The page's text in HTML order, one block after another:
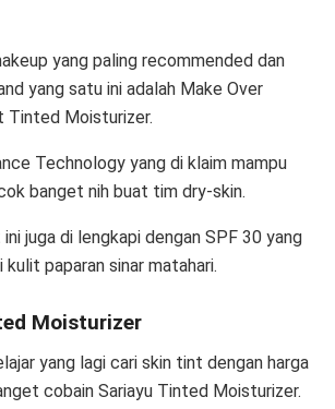
yang paling recommended dan
yang satu ini adalah Make Over
Tinted Moisturizer.
Technology yang di klaim mampu
banget nih buat tim dry-skin.
juga di lengkapi dengan SPF 30 yang
kulit paparan sinar matahari.
Moisturizer
yang lagi cari skin tint dengan harga
cobain Sariayu Tinted Moisturizer.